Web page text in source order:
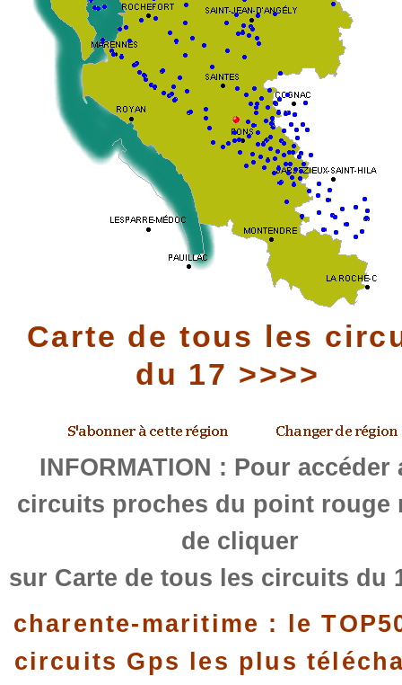
Carte de tous les
du 17 >>>>
INFORMATION : Pour accéder
circuits proches du point rouge
de cliquer
sur Carte de tous les circuits du
charente-maritime : le
circuits Gps les plus